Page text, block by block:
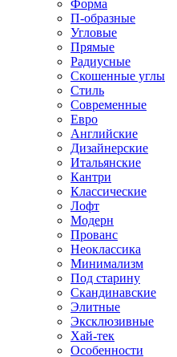
Форма
П-образные
Угловые
Прямые
Радиусные
Скошенные углы
Стиль
Современные
Евро
Английские
Дизайнерские
Итальянские
Кантри
Классические
Лофт
Модерн
Прованс
Неоклассика
Минимализм
Под старину
Скандинавские
Элитные
Эксклюзивные
Хай-тек
Особенности